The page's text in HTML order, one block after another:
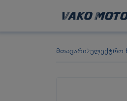
მთავარი ელექტრო